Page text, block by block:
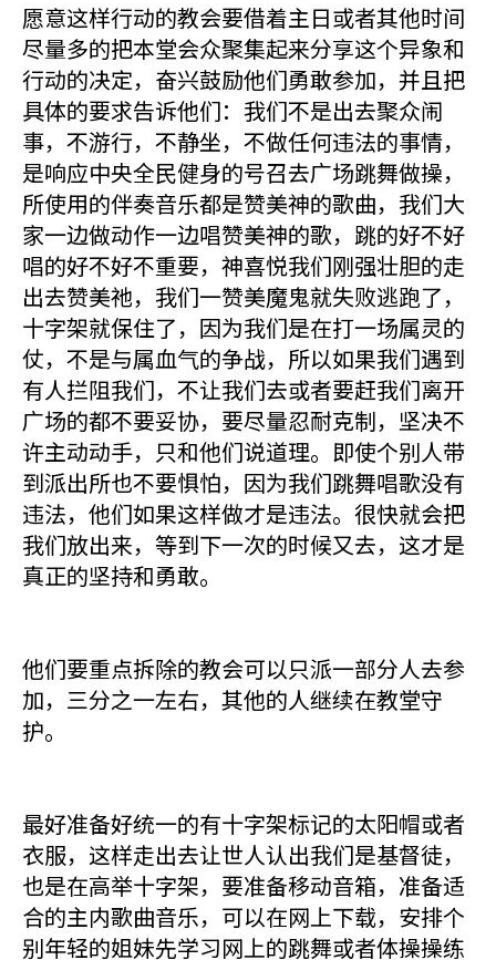
愿意这样行动的教会要借着主日或者其他时间
尽量多的把本堂会众聚集起来分享这个异象和
行动的决定，奋兴鼓励他们勇敢参加，并且把
具体的要求告诉他们：我们不是出去聚众闹
事，不游行，不静坐，不做任何违法的事情，
是响应中央全民健身的号召去广场跳舞做操，
所使用的伴奏音乐都是赞美神的歌曲，我们大
家一边做动作一边唱赞美神的歌，跳的好不好
唱的好不好不重要，神喜悦我们刚强壮胆的走
出去赞美祂，我们一赞美魔鬼就失败逃跑了，
十字架就保住了，因为我们是在打一场属灵的
仗，不是与属血气的争战，所以如果我们遇到
有人拦阻我们，不让我们去或者要赶我们离开
广场的都不要妥协，要尽量忍耐克制，坚决不
许主动动手，只和他们说道理。即使个别人带
到派出所也不要惧怕，因为我们跳舞唱歌没有
违法，他们如果这样做才是违法。很快就会把
我们放出来，等到下一次的时候又去，这才是
真正的坚持和勇敢。
他们要重点拆除的教会可以只派一部分人去参
加，三分之一左右，其他的人继续在教堂守
护。
最好准备好统一的有十字架标记的太阳帽或者
衣服，这样走出去让世人认出我们是基督徒，
也是在高举十字架，要准备移动音箱，准备适
合的主内歌曲音乐，可以在网上下载，安排个
别年轻的姐妹先学习网上的跳舞或者体操操练